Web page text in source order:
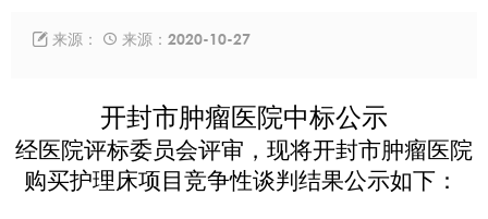
 来源：  来源：2020-10-27
开封市肿瘤医院中标公示
经医院评标委员会评审，现将开封市肿瘤医院
购买护理床项目竞争性谈判结果公示如下：